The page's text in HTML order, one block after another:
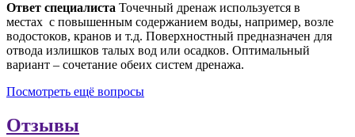
Ответ специалиста Точечный дренаж используется в
местах с повышенным содержанием воды, например, возле
водостоков, кранов и т.д. Поверхностный предназначен для
отвода излишков талых вод или осадков. Оптимальный
вариант – сочетание обеих систем дренажа.
Посмотреть ещё вопросы
Отзывы